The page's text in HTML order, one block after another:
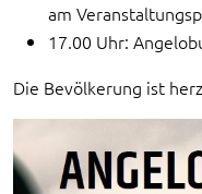
am
17.00 Uhr:
Die Bevölkerung ist